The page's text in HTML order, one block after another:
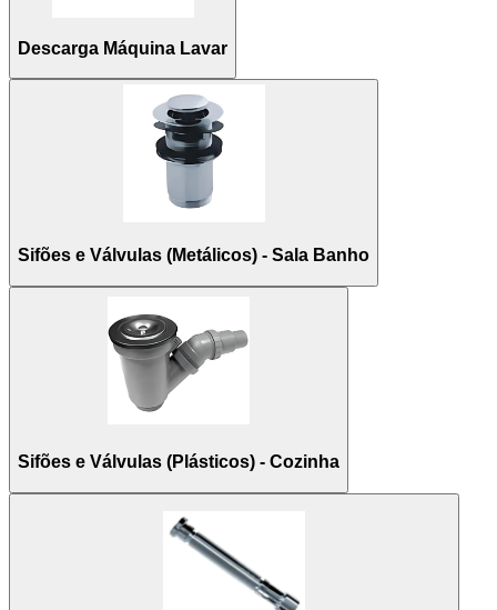
Descarga Máquina Lavar
Sifões e Válvulas (Metálicos) - Sala Banho
Sifões e Válvulas (Plásticos) - Cozinha